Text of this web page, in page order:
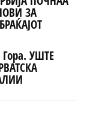
ЗА
УШТЕ